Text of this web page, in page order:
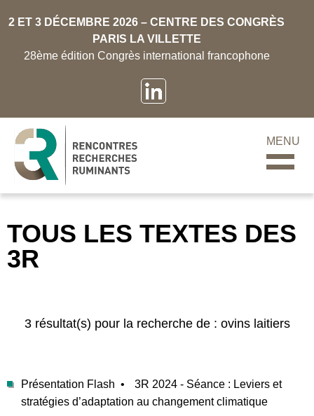
2 ET 3 DÉCEMBRE 2026 – CENTRE DES CONGRÈS
PARIS LA VILLETTE
28ème édition Congrès international francophone
MENU
TOUS LES TEXTES DES
3R
3 résultat(s) pour la recherche de : ovins laitiers
Présentation Flash •
3R 2024 - Séance : Leviers et
stratégies d’adaptation au changement climatique